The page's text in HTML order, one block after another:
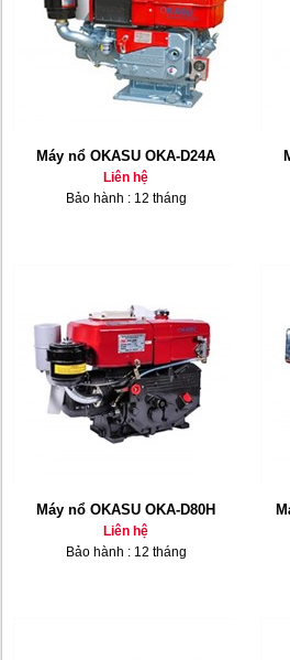
Máy nổ OKASU OKA-D24A
Liên hệ
Bảo hành : 12 tháng
Máy nổ OKASU OKA-D80H
Liên hệ
Bảo hành : 12 tháng